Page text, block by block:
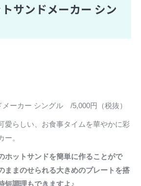
サンドメーカー シン
ーカー シングル /5,000円（税抜）
愛らしい、お食事タイムを華やかに彩
ー。
ホットサンドを簡単に作ることがで
ままのせられる大きめのプレートを搭
短調理もできますよ♪